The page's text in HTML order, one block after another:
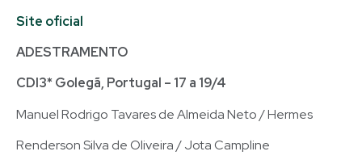
Site oficial
ADESTRAMENTO
CDI3* Golegã, Portugal – 17 a 19/4
Manuel Rodrigo Tavares de Almeida Neto / Hermes
Renderson Silva de Oliveira / Jota Campline